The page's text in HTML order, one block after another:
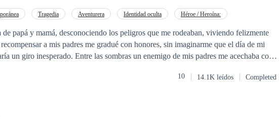
Tragedia Aventurera Identidad oculta
Héroe / Heroína:
de papá y mamá, desconociendo los peligros que me rodeaban, viviendo felizmente
a mis padres me gradué con honores, sin imaginarme que el día de mi
un giro inesperado. Entre las sombras un enemigo de mis padres me acechaba como
a un país desconocido para mí, viví los horrores que mi vista nunca se imaginó
se le ha cruzado por la cabeza. ¿Quieres saber cómo me aferre a la vida? ¿Quién
10 14.1K leídos Completed